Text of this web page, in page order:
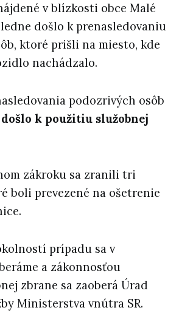
v blízkosti obce Malé
došlo k prenasledovaniu
ktoré prišli na miesto, kde
nachádzalo.
podozrivých osôb
došlo k použitiu služobnej
zákroku sa zranili tri
boli prevezené na ošetrenie
prípadu sa v
a zákonnosťou
zbrane sa zaoberá Úrad
Ministerstva vnútra SR.